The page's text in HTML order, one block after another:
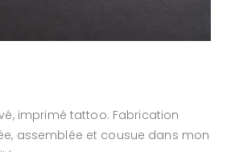
imprimé tattoo. Fabrication
assemblée et cousue dans mon